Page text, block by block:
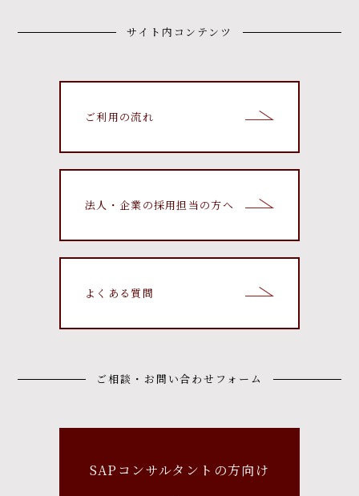
サイト内コンテンツ
ご利用の流れ
法人・企業の採用担当の方へ
よくある質問
ご相談・お問い合わせフォーム
SAPコンサルタントの方向け